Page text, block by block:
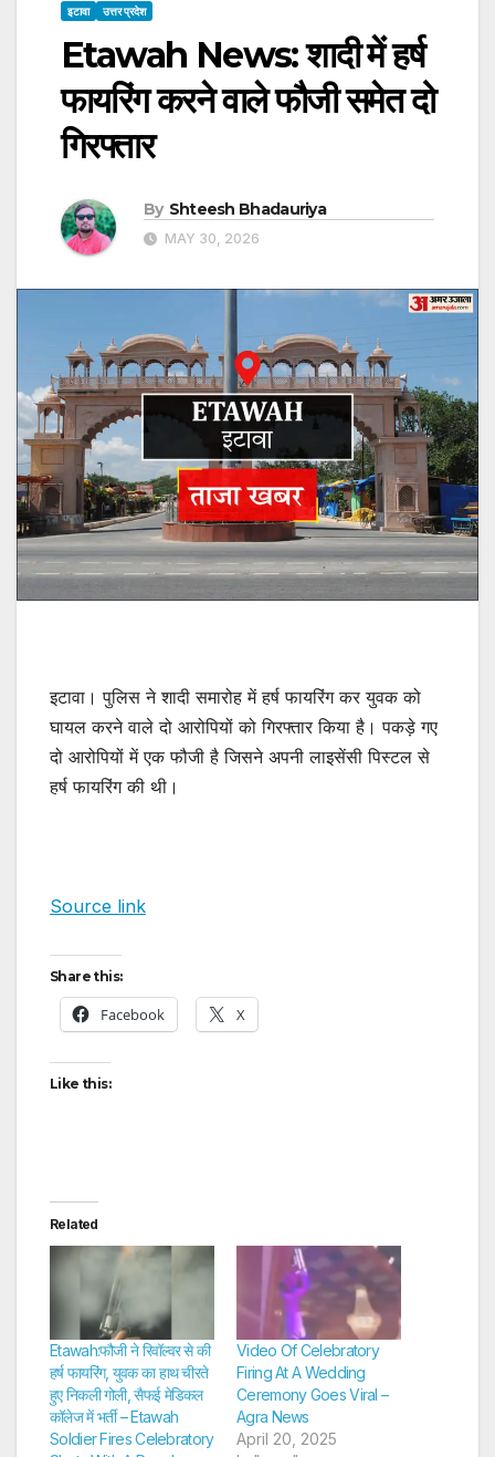
इटावा उत्तर प्रदेश
Etawah News: शादी में हर्ष
फायरिंग करने वाले फौजी समेत दो
गिरफ्तार
By Shteesh Bhadauriya
MAY 30, 2026
इटावा। पुलिस ने शादी समारोह में हर्ष फायरिंग कर युवक को
घायल करने वाले दो आरोपियों को गिरफ्तार किया है। पकड़े गए
दो आरोपियों में एक फौजी है जिसने अपनी लाइसेंसी पिस्टल से
हर्ष फायरिंग की थी।
Source link
Share this:
Facebook X
Like this:
Related
Etawah:फौजी ने रिवॉल्वर से की
हर्ष फायरिंग, युवक का हाथ चीरते
हुए निकली गोली, सैफई मेडिकल
कॉलेज में भर्ती – Etawah
Soldier Fires Celebratory
Video Of Celebratory
Firing At A Wedding
Ceremony Goes Viral –
Agra News
April 20, 2025